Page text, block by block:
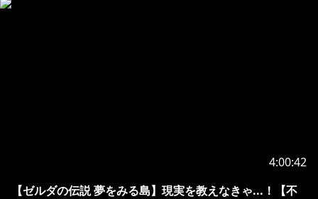
4:00:42
【ゼルダの伝説 夢をみる島】現実を教えなきゃ...！【不